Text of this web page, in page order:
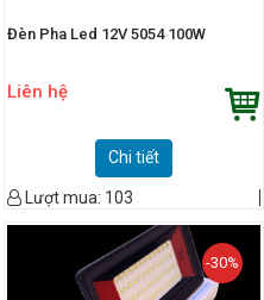
Đèn Pha Led 12V 5054 100W
Liên hệ
Chi tiết
Lượt mua: 103
-30%